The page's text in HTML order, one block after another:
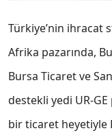
Türkiye’nin
Afrika pazarında,
Bursa Ticaret ve
destekli yedi UR-
bir ticaret heyetiyle